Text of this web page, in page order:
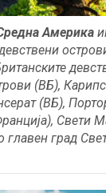
Америка
(ВБ),
(ВБ),
Свети
главен град